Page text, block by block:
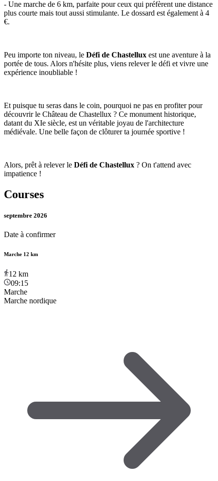
- Une marche de 6 km, parfaite pour ceux qui préfèrent une distance
plus courte mais tout aussi stimulante. Le dossard est également à 4
€.
Peu importe ton niveau, le Défi de Chastellux est une aventure à la
portée de tous. Alors n'hésite plus, viens relever le défi et vivre une
expérience inoubliable !
Et puisque tu seras dans le coin, pourquoi ne pas en profiter pour
découvrir le Château de Chastellux ? Ce monument historique,
datant du XIe siècle, est un véritable joyau de l'architecture
médiévale. Une belle façon de clôturer ta journée sportive !
Alors, prêt à relever le Défi de Chastellux ? On t'attend avec
impatience !
Courses
septembre 2026
Date à confirmer
Marche 12 km
12 km
09:15
Marche
Marche nordique